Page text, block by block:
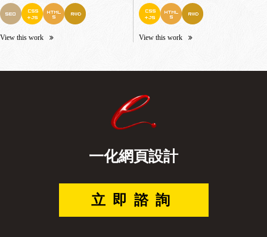
View this work View this work
一化網頁設計
立即諮詢